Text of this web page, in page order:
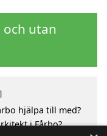
och utan
hjälpa till med?
i Fårbo?